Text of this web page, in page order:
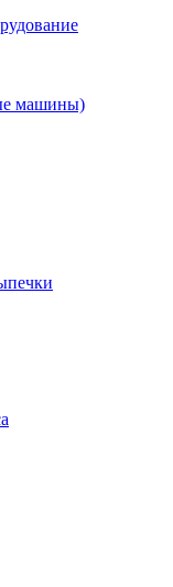
машины)